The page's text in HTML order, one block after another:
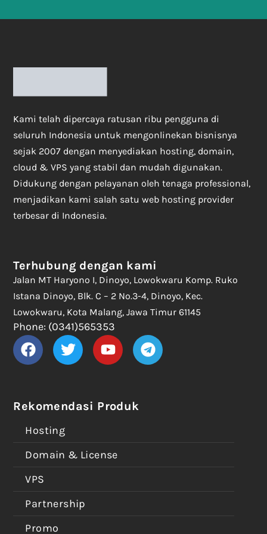
Kami telah dipercaya ratusan ribu pengguna di
seluruh Indonesia untuk mengonlinekan bisnisnya
sejak 2007 dengan menyediakan hosting, domain,
cloud & VPS yang stabil dan mudah digunakan.
Didukung dengan pelayanan oleh tenaga professional,
menjadikan kami salah satu web hosting provider
terbesar di Indonesia.
Rekomendasi Produk
Hosting
Domain & License
VPS
Partnership
Promo
Terhubung dengan kami
Jalan MT Haryono I, Dinoyo, Lowokwaru Komp. Ruko
Istana Dinoyo, Blk. C – 2 No.3-4, Dinoyo, Kec.
Lowokwaru, Kota Malang, Jawa Timur 61145
Phone: (0341)565353